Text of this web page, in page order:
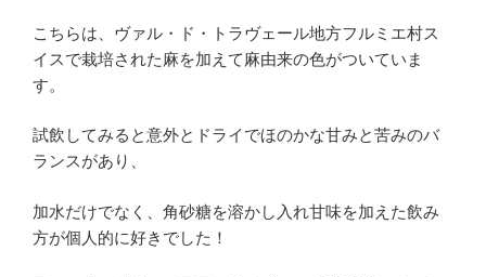
こちらは、ヴァル・ド・トラヴェール地方フルミエ村ス
イスで栽培された麻を加えて麻由来の色がついていま
す。
試飲してみると意外とドライでほのかな甘みと苦みのバ
ランスがあり、
加水だけでなく、角砂糖を溶かし入れ甘味を加えた飲み
方が個人的に好きでした！